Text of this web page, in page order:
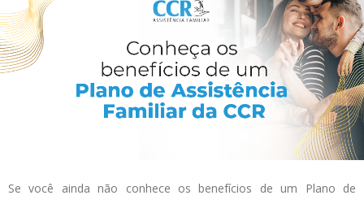
Se você ainda não conhece os benefícios de um Plano de